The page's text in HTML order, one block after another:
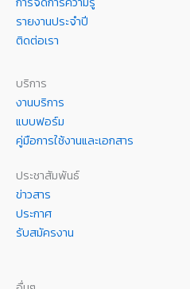
รายงานประจำปี
ติดต่อเรา
บริการ
งานบริการ
แบบฟอร์ม
คู่มือการใช้งานและเอกสาร
ประชาสัมพันธ์
ข่าวสาร
ประกาศ
รับสมัครงาน